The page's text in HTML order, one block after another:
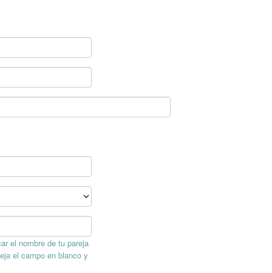
el nombre de tu pareja
el campo en blanco y